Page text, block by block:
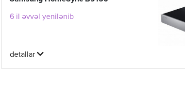
6 il əvvəl yenilənib
detallar